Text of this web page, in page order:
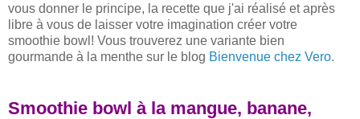
vous donner le principe, la recette que j'ai réalisé et après
libre à vous de laisser votre imagination créer votre
smoothie bowl! Vous trouverez une variante bien
gourmande à la menthe sur le blog Bienvenue chez Vero.
Smoothie bowl à la mangue, banane,